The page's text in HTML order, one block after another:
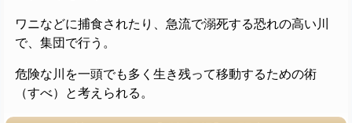
ワニなどに捕食されたり、急流で溺死する恐れの高い川
で、集団で行う。
危険な川を一頭でも多く生き残って移動するための術
（すべ）と考えられる。